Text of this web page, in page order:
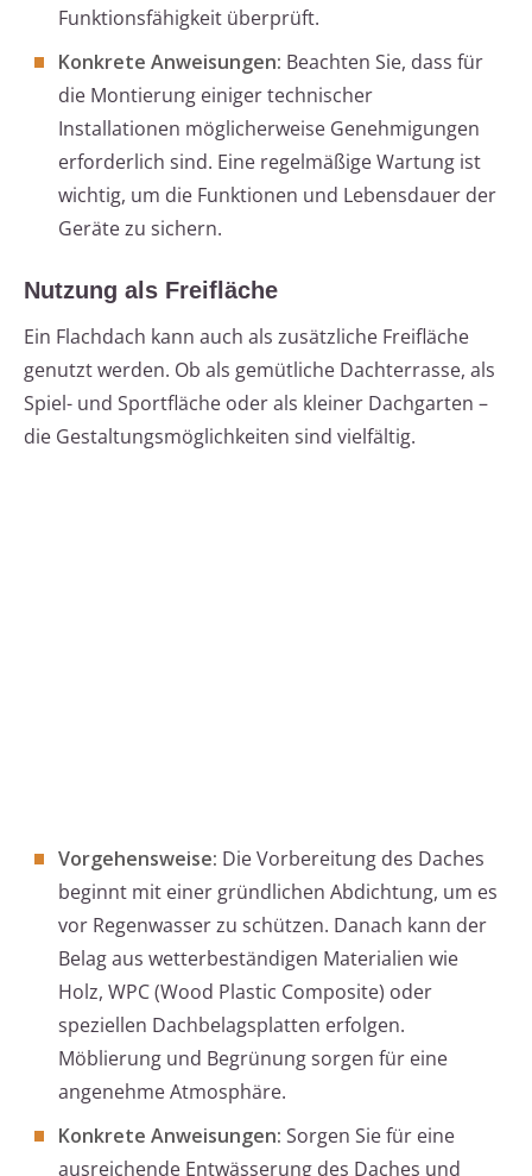
Funktionsfähigkeit überprüft.
Konkrete Anweisungen: Beachten Sie, dass für
die Montierung einiger technischer
Installationen möglicherweise Genehmigungen
erforderlich sind. Eine regelmäßige Wartung ist
wichtig, um die Funktionen und Lebensdauer der
Geräte zu sichern.
Nutzung als Freifläche
Ein Flachdach kann auch als zusätzliche Freifläche
genutzt werden. Ob als gemütliche Dachterrasse, als
Spiel- und Sportfläche oder als kleiner Dachgarten –
die Gestaltungsmöglichkeiten sind vielfältig.
Vorgehensweise: Die Vorbereitung des Daches
beginnt mit einer gründlichen Abdichtung, um es
vor Regenwasser zu schützen. Danach kann der
Belag aus wetterbeständigen Materialien wie
Holz, WPC (Wood Plastic Composite) oder
speziellen Dachbelagsplatten erfolgen.
Möblierung und Begrünung sorgen für eine
angenehme Atmosphäre.
Konkrete Anweisungen: Sorgen Sie für eine
ausreichende Entwässerung des Daches und